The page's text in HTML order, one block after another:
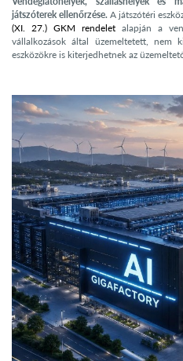
játszóterek ellenőrzése. A játszótéri
(XI. 27.) GKM rendelet alapján a
vállalkozások által üzemeltetett, nem
eszközökre is kiterjedhetnek az